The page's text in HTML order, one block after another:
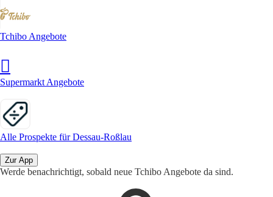
Tchibo Angebote
Supermarkt Angebote
Alle Prospekte für Dessau-Roßlau
Zur App
Werde benachrichtigt, sobald neue Tchibo Angebote da sind.